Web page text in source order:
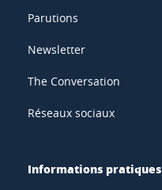
Parutions
Newsletter
The Conversation
Réseaux sociaux
Informations pratiques